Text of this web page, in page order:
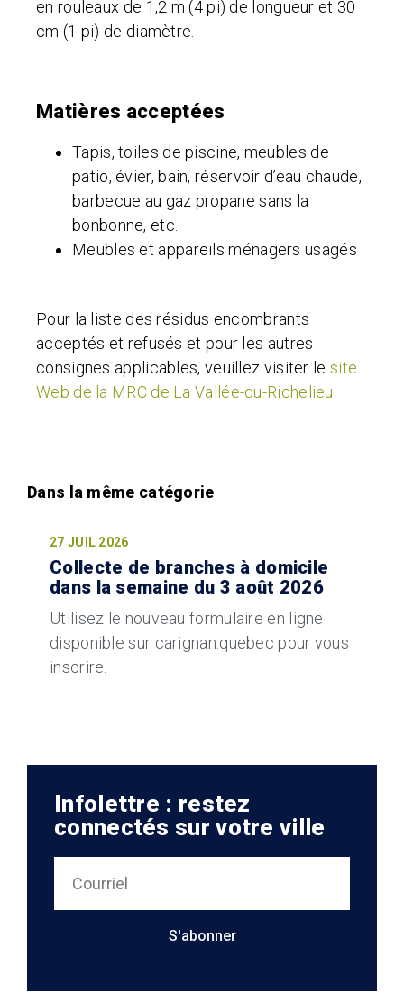
en rouleaux de 1,2 m (4 pi) de longueur et 30
cm (1 pi) de diamètre.
Matières acceptées
Tapis, toiles de piscine, meubles de
patio, évier, bain, réservoir d’eau chaude,
barbecue au gaz propane sans la
bonbonne, etc.
Meubles et appareils ménagers usagés
Pour la liste des résidus encombrants
acceptés et refusés et pour les autres
consignes applicables, veuillez visiter le site
Web de la MRC de La Vallée-du-Richelieu.
27 JUIL 2026
Collecte de branches à domicile
dans la semaine du 3 août 2026
Utilisez le nouveau formulaire en ligne
disponible sur carignan.quebec pour vous
inscrire.
Infolettre : restez
connectés sur votre ville
S'abonner